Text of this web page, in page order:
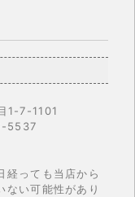
1-7-1101
5537
経っても当店から
ない可能性があり